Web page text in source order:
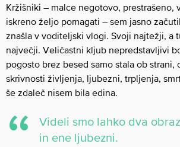
Kržišniki – malce negotovo, prestrašeno,
iskreno željo pomagati – sem jasno
znašla v voditeljski vlogi. Svoji najtežji, a
največji. Veličastni kljub nepredstavljivi
pogosto brez besed samo stala ob strani,
skrivnosti življenja, ljubezni, trpljenja,
še zdaleč nisem bila edina.
Videli smo lahko dva
in ene ljubezni.